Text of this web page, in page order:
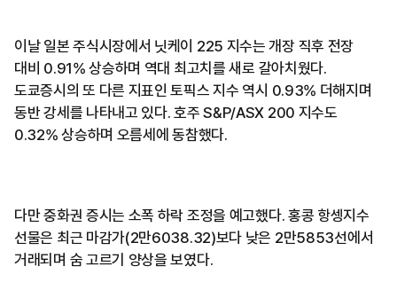
이날 일본 주식시장에서 닛케이 225 지수는 개장 직후 전장
대비 0.91% 상승하며 역대 최고치를 새로 갈아치웠다.
도쿄증시의 또 다른 지표인 토픽스 지수 역시 0.93% 더해지며
동반 강세를 나타내고 있다. 호주 S&P/ASX 200 지수도
0.32% 상승하며 오름세에 동참했다.
다만 중화권 증시는 소폭 하락 조정을 예고했다. 홍콩 항셍지수
선물은 최근 마감가(2만6038.32)보다 낮은 2만5853선에서
거래되며 숨 고르기 양상을 보였다.